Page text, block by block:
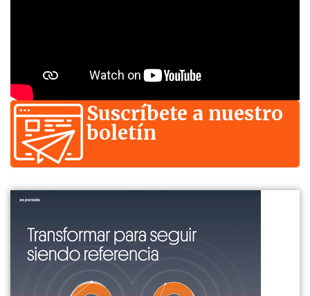
Suscríbete a nuestro
boletín